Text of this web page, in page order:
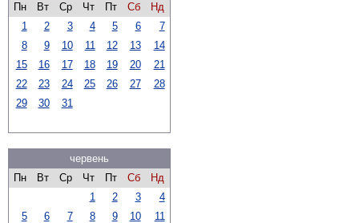
Пн
Вт Ср Чт Пт Сб
Нд
1
2 3 4 5 6
7
8
9 10 11 12 13
14
15
16 17 18 19 20
21
22
23 24 25 26 27
28
29
30 31
червень
Пн
Вт Ср Чт Пт Сб
Нд
1
2 3
4
5
6 7 8 9 10
11